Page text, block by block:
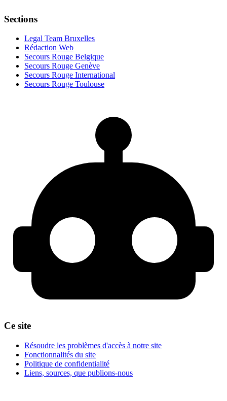
Sections
Legal Team Bruxelles
Rédaction Web
Secours Rouge Belgique
Secours Rouge Genève
Secours Rouge International
Secours Rouge Toulouse
Ce site
Résoudre les problèmes d'accès à notre site
Fonctionnalités du site
Politique de confidentialité
Liens, sources, que publions-nous